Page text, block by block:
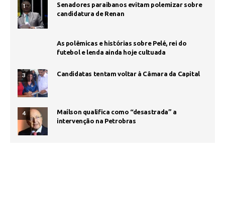
1
Senadores paraibanos evitam polemizar sobre
candidatura de Renan
As polêmicas e histórias sobre Pelé, rei do
futebol e lenda ainda hoje cultuada
3 Candidatas tentam voltar à Câmara da Capital
4
Maílson qualifica como “desastrada” a
intervenção na Petrobras